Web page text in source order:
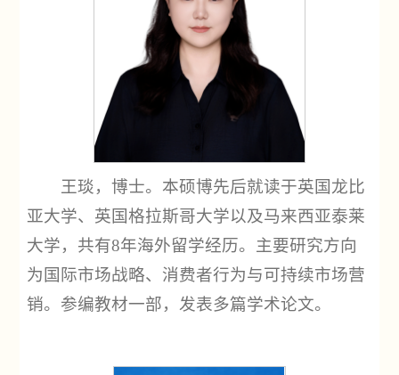
王琰，博士。本硕博先后就读于英国龙比
亚大学、英国格拉斯哥大学以及马来西亚泰莱
大学，共有8年海外留学经历。主要研究方向
为国际市场战略、消费者行为与可持续市场营
销。参编教材一部，发表多篇学术论文。